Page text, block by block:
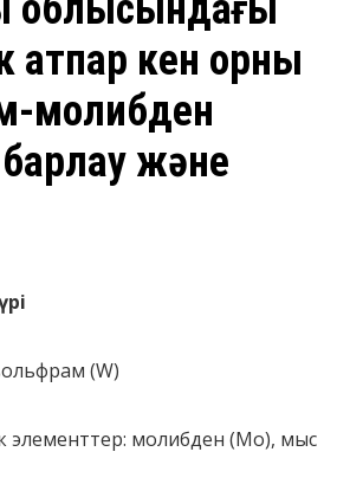
Қатпар кен орны
молибден
және
(W)
элементтер: молибден (Mo), мыс